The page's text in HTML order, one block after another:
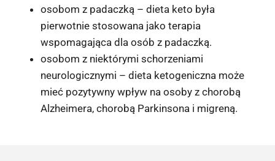
osobom z padaczką – dieta keto była
pierwotnie stosowana jako terapia
wspomagająca dla osób z padaczką.
osobom z niektórymi schorzeniami
neurologicznymi – dieta ketogeniczna może
mieć pozytywny wpływ na osoby z chorobą
Alzheimera, chorobą Parkinsona i migreną.